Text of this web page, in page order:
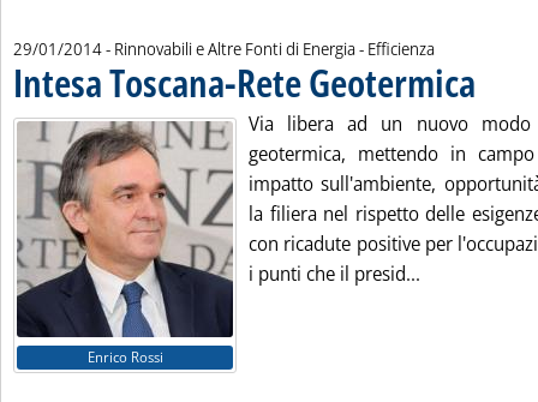
29/01/2014- Rinnovabili e Altre Fonti di Energia - Efficienza
Intesa Toscana-Rete Geotermica
Enrico Rossi
Via libera ad un nuovo
geotermica, mettendo in
impatto sull'ambiente,
la filiera nel rispetto delle
con ricadute positive per
i punti che il presid...